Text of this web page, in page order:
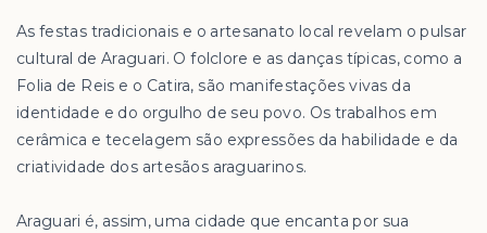
As festas tradicionais e o artesanato local revelam o pulsar
cultural de Araguari. O folclore e as danças típicas, como a
Folia de Reis e o Catira, são manifestações vivas da
identidade e do orgulho de seu povo. Os trabalhos em
cerâmica e tecelagem são expressões da habilidade e da
criatividade dos artesãos araguarinos.
Araguari é, assim, uma cidade que encanta por sua